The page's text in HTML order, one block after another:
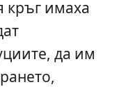
кръг имаха
да им